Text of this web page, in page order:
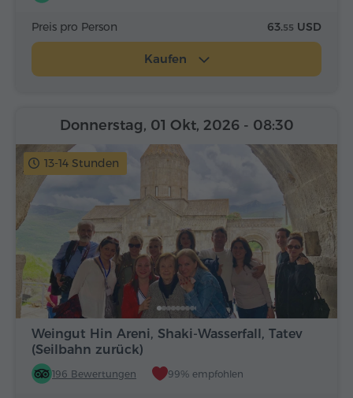
Preis pro Person 63.55 USD
Kaufen
13-14 Stunden
Weingut Hin Areni, Shaki-Wasserfall, Tatev
(Seilbahn zurück)
196 Bewertungen 99% empfohlen
Donnerstag, 01 Okt, 2026 - 08:30